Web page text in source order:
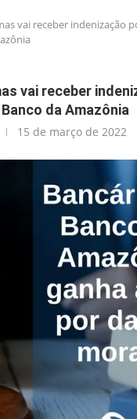
vai receber indenização
vai receber
da Amazônia
15 de março de 2022